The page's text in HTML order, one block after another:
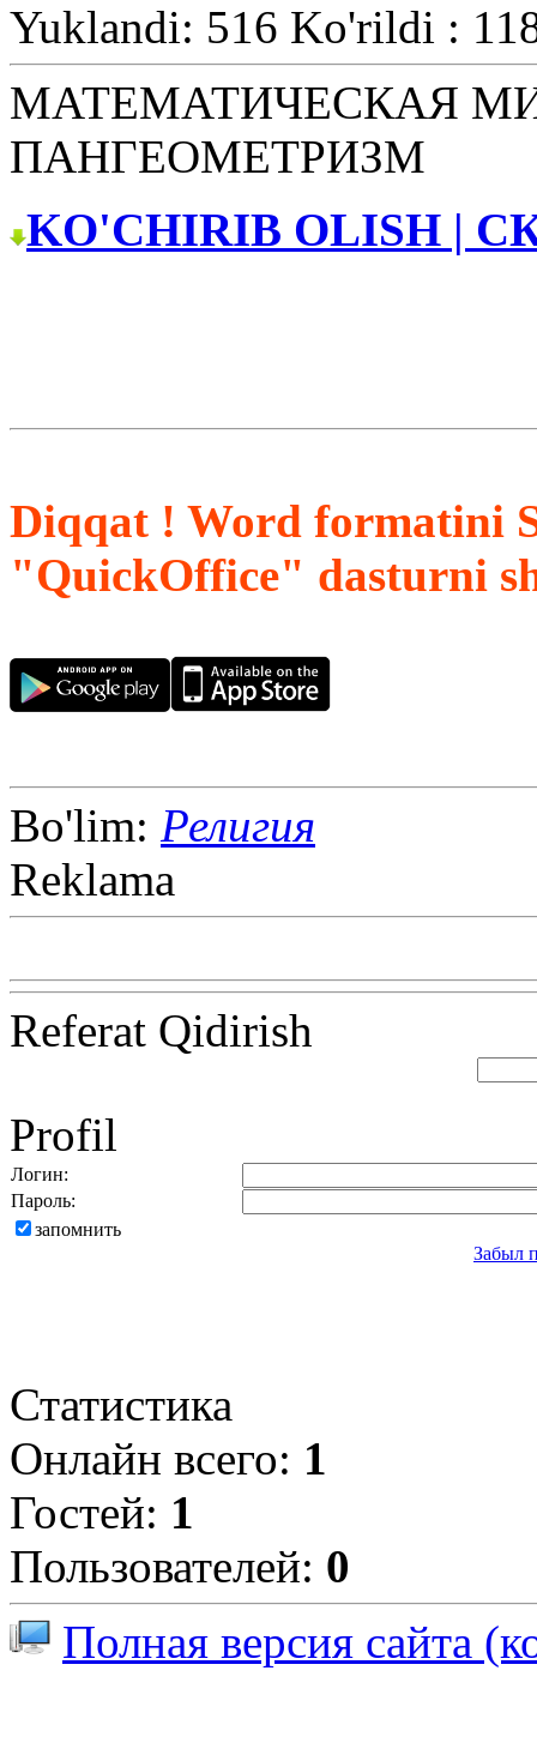
Yuklandi: 516 Ko'rildi :
МАТЕМАТИЧЕСКАЯ
ПАНГЕОМЕТРИЗМ
KO'CHIRIB OLISH |
Diqqat ! Word formatini
"QuickOffice" dasturni
Bo'lim: Религия
Reklama
Referat Qidirish
Profil
Логин:
Пароль:
запомнить
Забыл
Статистика
Онлайн всего: 1
Гостей: 1
Пользователей: 0
Полная версия сайта